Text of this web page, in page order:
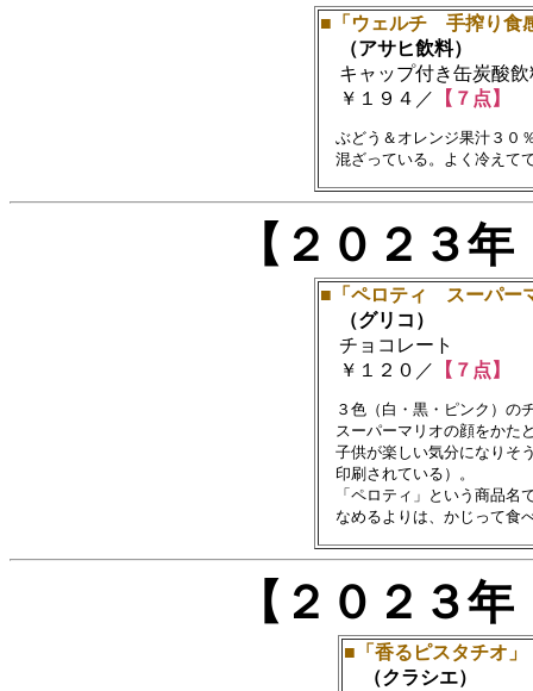
■「ウェルチ 手搾り食
（アサヒ飲料）
キャップ付き缶炭酸飲
￥１９４／
【７点】
ぶどう＆オレンジ果汁３０
【２０２３
■「ペロティ スーパー
（グリコ）
チョコレート
￥１２０／
【７点】
３色（白・黒・ピンク）の
スーパーマリオの顔をかた
子供が楽しい気分になりそ
印刷されている）。
「ペロティ」という商品名
【２０２３
■「香るピスタチオ」
（クラシエ）